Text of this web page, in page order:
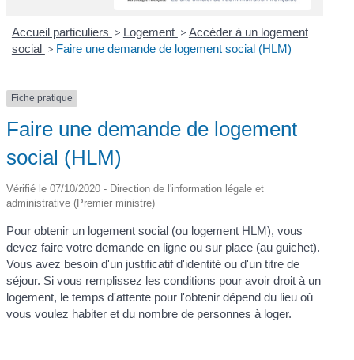
Accueil particuliers > Logement > Accéder à un logement
social > Faire une demande de logement social (HLM)
Fiche pratique
Faire une demande de logement
social (HLM)
Vérifié le 07/10/2020 - Direction de l'information légale et
administrative (Premier ministre)
Pour obtenir un logement social (ou logement HLM), vous
devez faire votre demande en ligne ou sur place (au guichet).
Vous avez besoin d'un justificatif d'identité ou d'un titre de
séjour. Si vous remplissez les conditions pour avoir droit à un
logement, le temps d'attente pour l'obtenir dépend du lieu où
vous voulez habiter et du nombre de personnes à loger.